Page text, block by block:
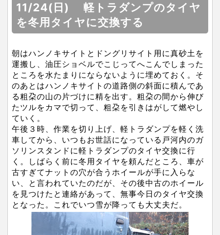
11/24(日) 軽トラダンプのタイヤ
を冬用タイヤに交換する
朝はハンノキサイトとドングリサイト用に真砂土を
運搬し、油圧ショベルでこじってへこんでしまった
ところを水たまりにならないように埋めておく。そ
のあとはハンノキサイトの道路側の斜面に積んであ
る粗朶の山の片づけに精を出す。粗朶の間から伸び
たツルをカマで切って、粗朶を引きはがして燃やし
ていく。
午後３時、作業を切り上げ、軽トラダンプを軽く洗
車してから、いつもお世話になっている戸河内のガ
ソリンスタンドに軽トラダンプのタイヤ交換に行
く。しばらく前に冬用タイヤを頼んだところ、車が
古すぎてナットの穴が合うホイールが手に入らな
い、と言われていたのだが、その後中古のホイール
を見つけたと連絡があって、無事今日のタイヤ交換
となった。これでいつ雪が降っても大丈夫だ。